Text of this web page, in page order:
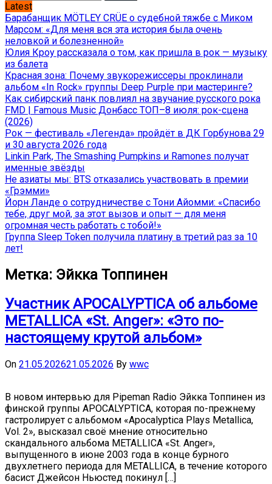
Latest
Барабанщик MÖTLEY CRÜE о судебной тяжбе с Миком
Марсом: «Для меня вся эта история была очень
неловкой и болезненной»
Юлия Кроу рассказала о том, как пришла в рок — музыку
из балета
Красная зона: Почему звукорежиссеры проклинали
альбом «In Rock» группы Deep Purple при мастеринге?
Как сибирский панк повлиял на звучание русского рока
FMD | Famous Music Донбасс ТОП–8 июля: рок-сцена
(2026)
Рок — фестиваль «Легенда» пройдёт в ДК Горбунова 29
и 30 августа 2026 года
Linkin Park, The Smashing Pumpkins и Ramones получат
именные звёзды
Не азиаты мы: BTS отказались участвовать в премии
«Грэмми»
Йорн Ланде о сотрудничестве с Тони Айомми: «Спасибо
тебе, друг мой, за этот вызов и опыт — для меня
огромная честь работать с тобой!»
Группа Sleep Token получила платину в третий раз за 10
лет!
Метка: Эйкка Топпинен
Участник APOCALYPTICA об альбоме
METALLICA «St. Anger»: «Это по-
настоящему крутой альбом»
On 21.05.202621.05.2026 By wwc
В новом интервью для Pipeman Radio Эйкка Топпинен из
финской группы APOCALYPTICA, которая по-прежнему
гастролирует с альбомом «Apocalyptica Plays Metallica,
Vol. 2», высказал своё мнение относительно
скандального альбома METALLICA «St. Anger»,
выпущенного в июне 2003 года в конце бурного
двухлетнего периода для METALLICA, в течение которого
басист Джейсон Ньюстед покинул […]